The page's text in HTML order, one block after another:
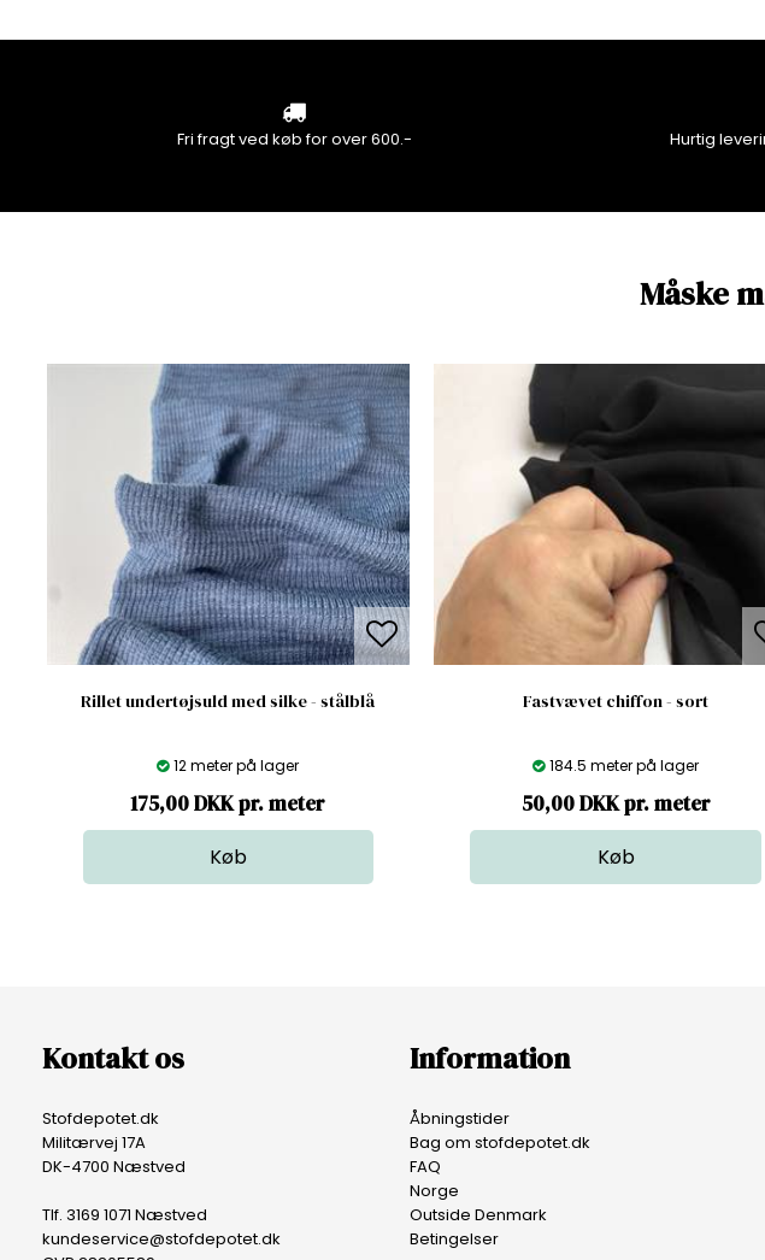
Fri fragt ved køb for over 600.- Hurtig
Måske
Rillet undertøjsuld med silke - stålblå
12 meter på lager
175,00 DKK pr. meter
Fastvævet chiffon - sort
184.5 meter på lager
50,00 DKK pr. meter
Kontakt os
Stofdepotet.dk
Militærvej 17A
DK-4700 Næstved
Tlf. 3169 1071 Næstved
kundeservice@stofdepotet.dk
Information
Åbningstider
Bag om stofdepotet.dk
FAQ
Norge
Outside Denmark
Betingelser